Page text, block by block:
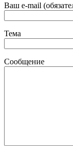
Ваш e-mail
Тема
Сообщение